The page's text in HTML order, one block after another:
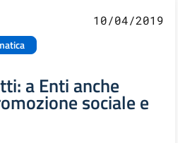
10/04/2019
a Enti anche
sociale e